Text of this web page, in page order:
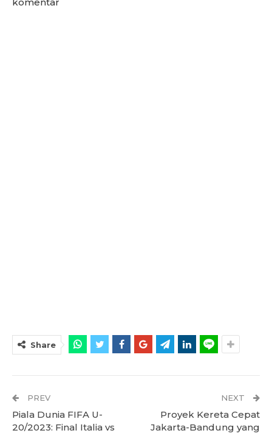
Share
PREV
Piala Dunia FIFA U-
20/2023: Final Italia vs
NEXT
Proyek Kereta Cepat
Jakarta-Bandung yang